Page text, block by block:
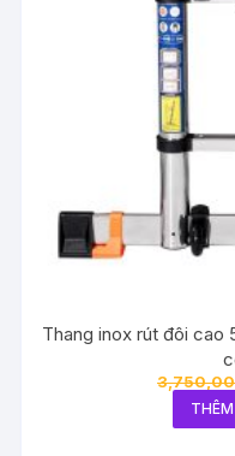
Thang inox rút đôi cao